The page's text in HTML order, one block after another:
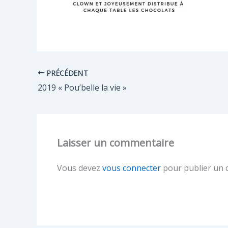
PRÉCÉDENT
2019 « Pou’belle la vie »
Laisser un commentaire
Vous devez vous connecter pour publier un